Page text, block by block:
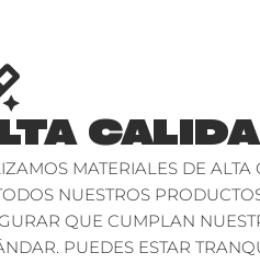
MATERIALES DE ALTA
NUESTROS
QUE CUMPLAN
PUEDES ESTAR